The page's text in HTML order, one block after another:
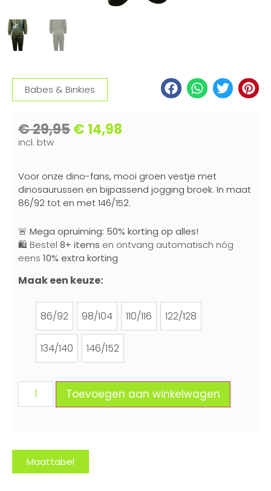
Babes & Binkies
€29,95€ 14,98
incl. btw
Voor onze dino-fans, mooi groen vestje met
dinosaurussen en bijpassend jogging broek. In maat
86/92 tot en met 146/152.
🚨 Mega opruiming: 50% korting op alles!
🛍️ Bestel 8+ items en ontvang automatisch nóg
eens 10% extra korting
Maak een keuze:
86/92
86/92
98/104
98/104
110/116
110/116
122/128
122/128
134/140
134/140
146/152
146/152
Toevoegen aan winkelwagen
Maattabel